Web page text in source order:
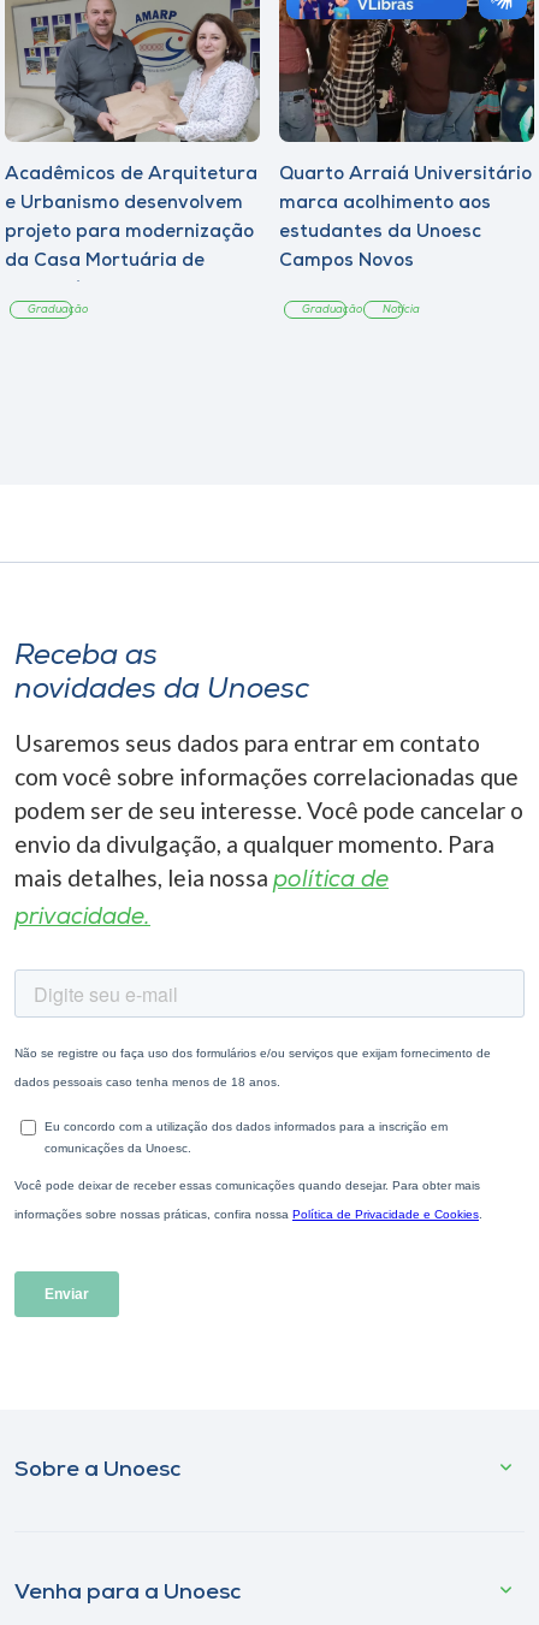
Acadêmicos de Arquitetura
e Urbanismo desenvolvem
projeto para modernização
da Casa Mortuária de
Graduação
Quarto Arraiá Universitário
marca acolhimento aos
estudantes da Unoesc
Campos Novos
Graduação Notícia
Receba as
novidades da Unoesc
Usaremos seus dados para entrar em contato
com você sobre informações correlacionadas que
podem ser de seu interesse. Você pode cancelar o
envio da divulgação, a qualquer momento. Para
mais detalhes, leia nossa política de
privacidade.
Sobre a Unoesc
Venha para a Unoesc